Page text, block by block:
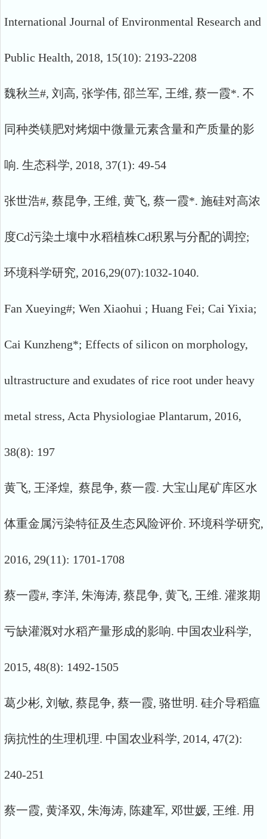
International Journal of Environmental Research and
Public Health, 2018, 15(10): 2193-2208
魏秋兰#, 刘高, 张学伟, 邵兰军, 王维, 蔡一霞*. 不
同种类镁肥对烤烟中微量元素含量和产质量的影
响. 生态科学, 2018, 37(1): 49-54
张世浩#, 蔡昆争, 王维, 黄飞, 蔡一霞*. 施硅对高浓
度Cd污染土壤中水稻植株Cd积累与分配的调控;
环境科学研究, 2016,29(07):1032-1040.
Fan Xueying#; Wen Xiaohui ; Huang Fei; Cai Yixia;
Cai Kunzheng*; Effects of silicon on morphology,
ultrastructure and exudates of rice root under heavy
metal stress, Acta Physiologiae Plantarum, 2016,
38(8): 197
黄飞, 王泽煌, 蔡昆争, 蔡一霞. 大宝山尾矿库区水
体重金属污染特征及生态风险评价. 环境科学研究,
2016, 29(11): 1701-1708
蔡一霞#, 李洋, 朱海涛, 蔡昆争, 黄飞, 王维. 灌浆期
亏缺灌溉对水稻产量形成的影响. 中国农业科学,
2015, 48(8): 1492-1505
葛少彬, 刘敏, 蔡昆争, 蔡一霞, 骆世明. 硅介导稻瘟
病抗性的生理机理. 中国农业科学, 2014, 47(2):
240-251
蔡一霞, 黄泽双, 朱海涛, 陈建军, 邓世媛, 王维. 用